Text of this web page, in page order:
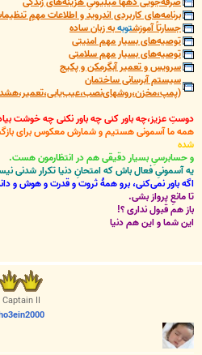
برنامه‌های کاربردی اندروید و اطلاعات مهمِ
جسارتاً آموزشتوبهبه زبان ساده
توصیه‌های بسیار مهم امنیتی
توصیه‌های بسیار مهم سلامتی
سرویس و تعمیر آبگرمکن و پکیج
سیستم آبرسانی ساختمان
دوستِ عزیز،چه باور کنی چه باور نکنی چه خوشت
همه ما آسمونی هستیم و شمارش معکوس برای
شده
و حسابرسیِ بسیار دقیقی هم در انتظارمون هست.
یه آسمونیِ فعال باش که امتحانِ دنیا تکرار شدنی
اگه باور نمی‌کنی، برو همۀ ثروت و قدرت و هوش و
تا مانعِ پرواز بشی.
باز هم قبول نداری ؟!
این شما و این هم دنیا
Captain II